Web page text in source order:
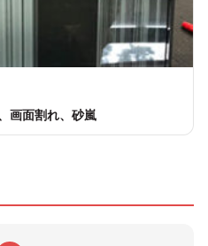
画面割れ、砂嵐